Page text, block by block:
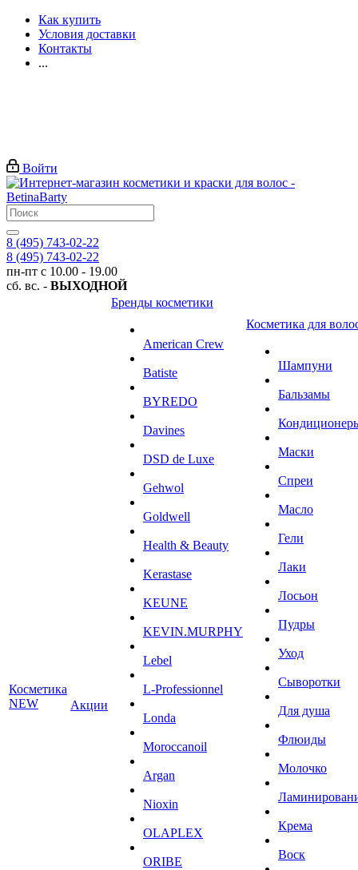
Как купить
Условия доставки
Контакты
...
Войти
8 (495) 743-02-22
8 (495) 743-02-22
пн-пт с 10.00 - 19.00
сб. вс. - ВЫХОДНОЙ
Косметика
NEW
Акции
Бренды косметики
American Crew
Batiste
BYREDO
Davines
DSD de Luxe
Gehwol
Goldwell
Health & Beauty
Kerastase
KEUNE
KEVIN.MURPHY
Lebel
L-Professionnel
Londa
Moroccanoil
Argan
Niохin
OLAPLEX
ORIBE
Косметика для
Шампуни
Бальзамы
Маски
Спреи
Масло
Гели
Лаки
Лосьон
Пудры
Уход
Сыворотки
Для душа
Флюиды
Молочко
Крема
Воск